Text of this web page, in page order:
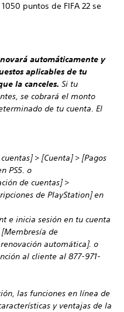
puntos de FIFA 22 se
automáticamente y
aplicables de tu
la canceles. Si tu
se cobrará el monto
de tu cuenta. El
> [Cuenta] > [Pagos
PS5. o
de cuentas] >
de PlayStation] en
e inicia sesión en tu cuenta
[Membresía de
automática]. o
al cliente al 877-971-
las funciones en línea de
y ventajas de la